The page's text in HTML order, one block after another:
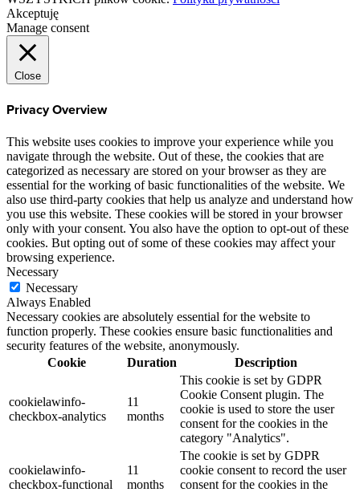
Akceptuję
Manage consent
Close
Privacy Overview
This website uses cookies to improve your experience while you
navigate through the website. Out of these, the cookies that are
categorized as necessary are stored on your browser as they are
essential for the working of basic functionalities of the website. We
also use third-party cookies that help us analyze and understand how
you use this website. These cookies will be stored in your browser
only with your consent. You also have the option to opt-out of these
cookies. But opting out of some of these cookies may affect your
browsing experience.
Necessary
Necessary
Always Enabled
Necessary cookies are absolutely essential for the website to
function properly. These cookies ensure basic functionalities and
security features of the website, anonymously.
Cookie
Duration Description
cookielawinfo-
checkbox-analytics
11
months
This cookie is set by GDPR
Cookie Consent plugin. The
cookie is used to store the user
consent for the cookies in the
category "Analytics".
cookielawinfo-
checkbox-functional
11
months
The cookie is set by GDPR
cookie consent to record the user
consent for the cookies in the